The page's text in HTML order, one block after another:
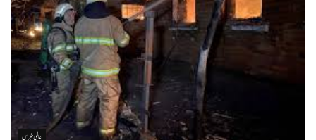
عالمی خبریں